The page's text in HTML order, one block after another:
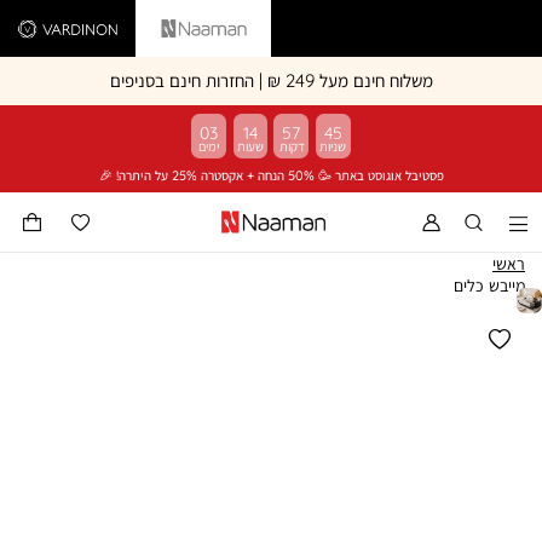
Vardinon Naaman
משלוח חינם מעל 249 ₪ | החזרות חינם בסניפים
פסטיבל אוגוסט באתר 🥳 50% הנחה + אקסטרה 25% על היתרה! 🎉
03 14 57 45
ראשי
מייבש כלים